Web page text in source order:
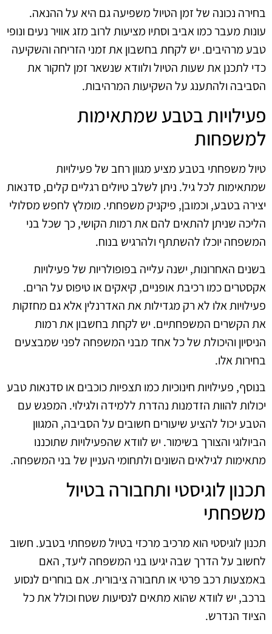
בחירה נכונה של זמן הטיול משפיעה גם היא על ההנאה.
עונות מעבר כמו אביב וסתיו מציעות לרוב מזג אוויר נעים ונופי
טבע מרהיבים. יש לקחת בחשבון את זמני הזריחה והשקיעה
כדי לתכנן את שעות הטיול ולוודא שנשאר זמן לחקור את
הסביבה ולהתענג על השקיעות המרהיבות.
פעילויות בטבע שמתאימות
למשפחות
טיול משפחתי בטבע מציע מגוון רחב של פעילויות
שמתאימות לכל גיל. ניתן לשלב טיולים רגליים קלים, סדנאות
יצירה בטבע, וכמובן, פיקניק משפחתי. מומלץ לחפש מסלולי
הליכה שניתן להתאים להם את רמות הקושי, כך שכל בני
המשפחה יוכלו להשתתף ולהרגיש בנוח.
בשנים האחרונות, ישנה עלייה בפופולריות של פעילויות
אקסטרים כמו רכיבת אופניים, קיאקים או טיפוס על הרים.
פעילויות אלו לא רק מגדילות את האדרנלין אלא גם מחזקות
את הקשרים המשפחתיים. יש לקחת בחשבון את רמות
הניסיון והיכולת של כל אחד מבני המשפחה לפני שמבצעים
בחירות אלו.
בנוסף, פעילויות חינוכיות כמו תצפיות כוכבים או סדנאות טבע
יכולות להוות הזדמנות נהדרת ללמידה ולגילוי. המפגש עם
הטבע יכול להציע שיעורים חשובים על הסביבה, המגוון
הביולוגי והצורך בשימור. יש לוודא שהפעילויות שתוכננו
מתאימות לגילאים השונים ולתחומי העניין של בני המשפחה.
תכנון לוגיסטי ותחבורה בטיול
משפחתי
תכנון לוגיסטי הוא מרכיב מרכזי בטיול משפחתי בטבע. חשוב
לחשוב על הדרך שבה יגיעו בני המשפחה ליעד, האם
באמצעות רכב פרטי או תחבורה ציבורית. אם בוחרים לנסוע
ברכב, יש לוודא שהוא מתאים לנסיעות שטח וכולל את כל
הציוד הנדרש.